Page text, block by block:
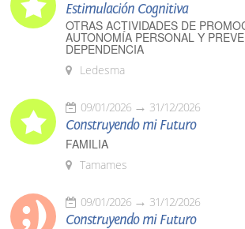
Estimulación Cognitiva
OTRAS ACTIVIDADES DE
AUTONOMÍA PERSONAL Y
DEPENDENCIA
Ledesma
09/01/2026 31/12/2026
Construyendo mi Futuro
FAMILIA
Tamames
09/01/2026 31/12/2026
Construyendo mi Futuro